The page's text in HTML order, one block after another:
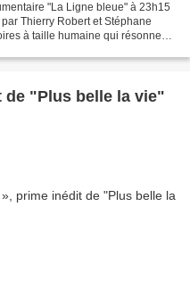
"La Ligne bleue" à 23h15
Thierry Robert et Stéphane
à taille humaine qui résonnent
de "Plus belle la vie"